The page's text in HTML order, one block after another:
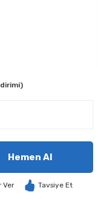
Hemen Al
Ver Tavsiye Et